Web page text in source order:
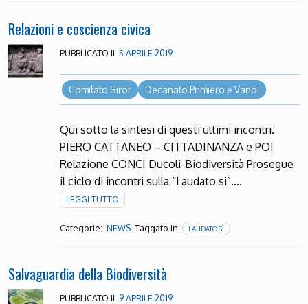
Relazioni e coscienza civica
PUBBLICATO IL 5 APRILE 2019
Comitato Siror Decanato Primiero e Vanoi
Qui sotto la sintesi di questi ultimi incontri.
PIERO CATTANEO – CITTADINANZA e POI
Relazione CONCI Ducoli-Biodiversità Prosegue
il ciclo di incontri sulla “Laudato si”….
LEGGI TUTTO
Categorie: NEWS Taggato in: LAUDATO SÌ
Salvaguardia della Biodiversità
PUBBLICATO IL 9 APRILE 2019